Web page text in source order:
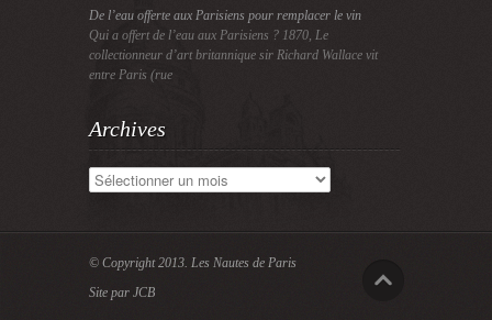
De l’eau offerte aux Parisiens pour remplacer le vin
Qui a offert de l’eau aux Parisiens ? 1870, Le
collectionneur d’art britannique sir Richard Wallace vit
entre Paris (rue
Archives
Archives
© Copyright 2013. Les Nautes de Paris
Site par JCB